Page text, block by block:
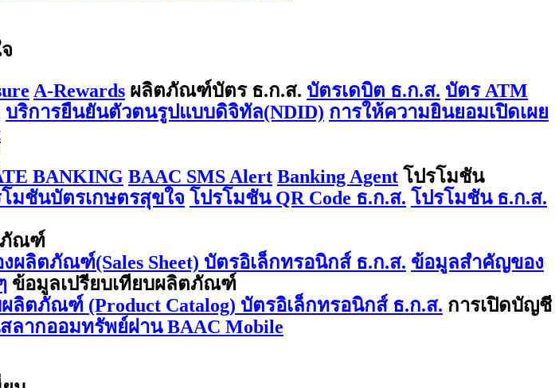
A-Rewards ผลิตภัณฑ์บัตร ธ.ก.ส. บัตรเดบิต ธ.ก.ส. บัตร ATM
บริการยืนยันตัวตนรูปแบบดิจิทัล(NDID) การให้ความยินยอมเปิดเผย
BANKING BAAC SMS Alert Banking Agent โปรโมชัน
มชันบัตรเกษตรสุขใจ โปรโมชัน QR Code ธ.ก.ส. โปรโมชัน ธ.ก.ส.
ภัณฑ์
ลิตภัณฑ์(Sales Sheet) บัตรอิเล็กทรอนิกส์ ธ.ก.ส. ข้อมูลสำคัญของ
ข้อมูลเปรียบเทียบผลิตภัณฑ์
ลิตภัณฑ์ (Product Catalog) บัตรอิเล็กทรอนิกส์ ธ.ก.ส. การเปิดบัญชี
ลากออมทรัพย์ผ่าน BAAC Mobile